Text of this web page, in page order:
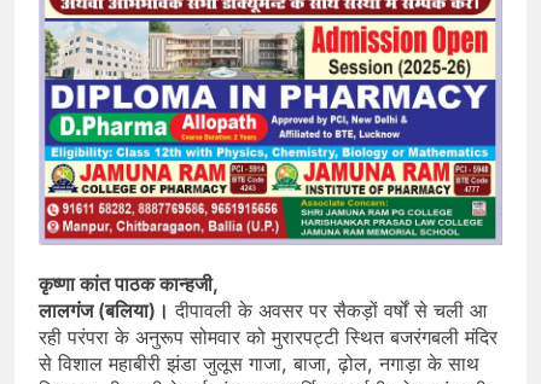
कृष्णा कांत पाठक कान्हजी,
लालगंज (बलिया)। दीपावली के अवसर पर सैकड़ों वर्षों से चली आ
रही परंपरा के अनुरूप सोमवार को मुरारपट्टी स्थित बजरंगबली मंदिर
से विशाल महाबीरी झंडा जुलूस गाजा, बाजा, ढ़ोल, नगाड़ा के साथ